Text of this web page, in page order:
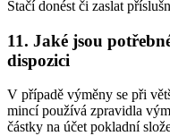
Stačí donést či zaslat
11. Jaké jsou
dispozici
V případě výměny se při
mincí používá zpravidla
částky na účet pokladní